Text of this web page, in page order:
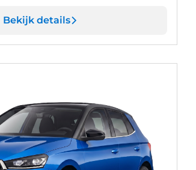
Bekijk details